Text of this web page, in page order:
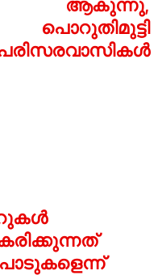
ആകുന്നു,
പൊറുതിമുട്ടി